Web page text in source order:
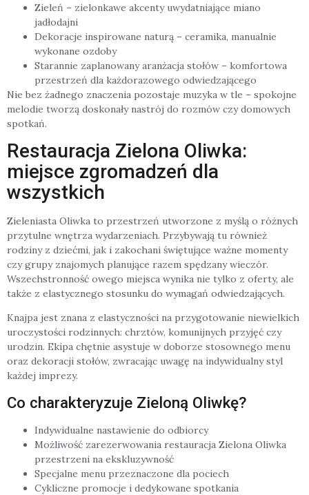
Zieleń – zielonkawe akcenty uwydatniające miano
jadłodajni
Dekoracje inspirowane naturą – ceramika, manualnie
wykonane ozdoby
Starannie zaplanowany aranżacja stołów – komfortowa
przestrzeń dla każdorazowego odwiedzającego
Nie bez żadnego znaczenia pozostaje muzyka w tle – spokojne
melodie tworzą doskonały nastrój do rozmów czy domowych
spotkań.
Restauracja Zielona Oliwka:
miejsce zgromadzeń dla
wszystkich
Zieleniasta Oliwka to przestrzeń utworzone z myślą o różnych
przytulne wnętrza wydarzeniach. Przybywają tu również
rodziny z dziećmi, jak i zakochani świętujące ważne momenty
czy grupy znajomych planujące razem spędzany wieczór.
Wszechstronność owego miejsca wynika nie tylko z oferty, ale
także z elastycznego stosunku do wymagań odwiedzających.
Knajpa jest znana z elastyczności na przygotowanie niewielkich
uroczystości rodzinnych: chrztów, komunijnych przyjęć czy
urodzin. Ekipa chętnie asystuje w doborze stosownego menu
oraz dekoracji stołów, zwracając uwagę na indywidualny styl
każdej imprezy.
Co charakteryzuje Zieloną Oliwkę?
Indywidualne nastawienie do odbiorcy
Możliwość zarezerwowania restauracja Zielona Oliwka
przestrzeni na ekskluzywność
Specjalne menu przeznaczone dla pociech
Cykliczne promocje i dedykowane spotkania